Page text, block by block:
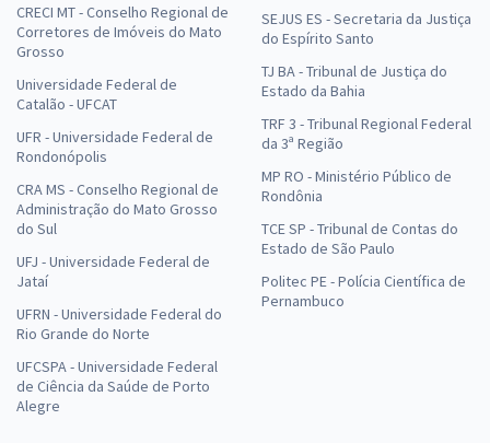
CRECI MT - Conselho Regional de
Corretores de Imóveis do Mato
Grosso
Universidade Federal de
Catalão - UFCAT
UFR - Universidade Federal de
Rondonópolis
CRA MS - Conselho Regional de
Administração do Mato Grosso
do Sul
UFJ - Universidade Federal de
Jataí
UFRN - Universidade Federal do
Rio Grande do Norte
UFCSPA - Universidade Federal
de Ciência da Saúde de Porto
Alegre
SEJUS ES - Secretaria da Justiça
do Espírito Santo
TJ BA - Tribunal de Justiça do
Estado da Bahia
TRF 3 - Tribunal Regional Federal
da 3ª Região
MP RO - Ministério Público de
Rondônia
TCE SP - Tribunal de Contas do
Estado de São Paulo
Politec PE - Polícia Científica de
Pernambuco